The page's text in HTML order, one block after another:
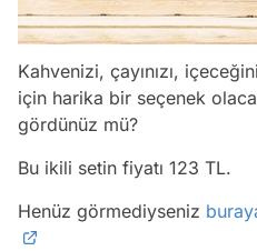
Kahvenizi, çayınızı,
için harika bir seçenek
gördünüz mü?
Bu ikili setin fiyatı 123 TL.
Henüz görmediyseniz